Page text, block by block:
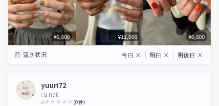
¥6,600 ¥11,000 ¥6,600
空き状況 今日 × 明日 × 明後日 ×
yuuri72
i.u nail
0 (0件)